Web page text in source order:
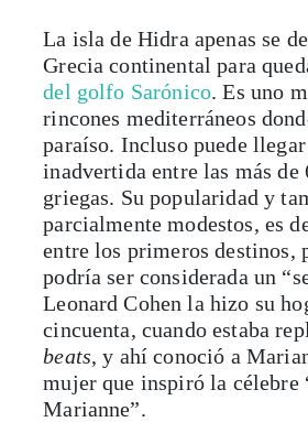
La isla de Hidra apenas se
Grecia continental para
del golfo Sarónico. Es uno
rincones mediterráneos
paraíso. Incluso puede llegar
inadvertida entre las más de
griegas. Su popularidad y
parcialmente modestos, es
entre los primeros destinos,
podría ser considerada un
Leonard Cohen la hizo su
cincuenta, cuando estaba
beats, y ahí conoció a
mujer que inspiró la célebre
Marianne”.